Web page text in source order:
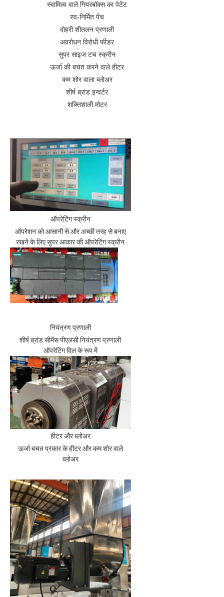
स्वामित्व वाले गियरबॉक्स का पेटेंट
स्व-निर्मित पेंच
दोहरी शीतलन प्रणाली
अवरोधन विरोधी फीडर
सुपर साइज टच स्क्रीन
ऊर्जा की बचत करने वाले हीटर
कम शोर वाला ब्लोअर
शीर्ष ब्रांड इन्वर्टर
शक्तिशाली मोटर
ऑपरेटिंग स्क्रीन
ऑपरेशन को आसानी से और अच्छी तरह से बनाए
रखने के लिए सुपर आकार की ऑपरेटिंग स्क्रीन
नियंत्रण प्रणाली
शीर्ष ब्रांड सीमेंस पीएलसी नियंत्रण प्रणाली
ऑपरेटिंग दिल के रूप में
हीटर और ब्लोअर
ऊर्जा बचत प्रकार के हीटर और कम शोर वाले
ब्लोअर